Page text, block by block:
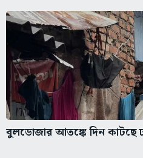
বুলডোজার আতঙ্কে দিন কাটছে